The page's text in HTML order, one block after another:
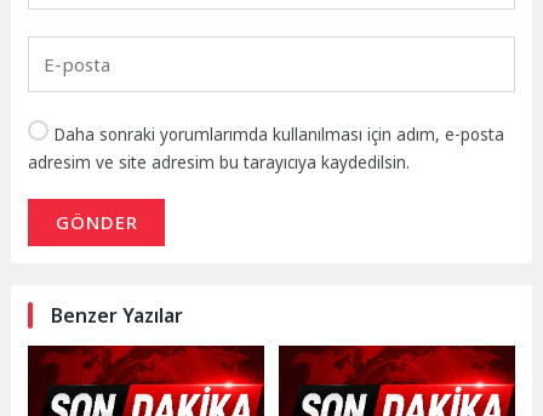
Daha sonraki yorumlarımda kullanılması için adım, e-posta
adresim ve site adresim bu tarayıcıya kaydedilsin.
GÖNDER
Benzer Yazılar